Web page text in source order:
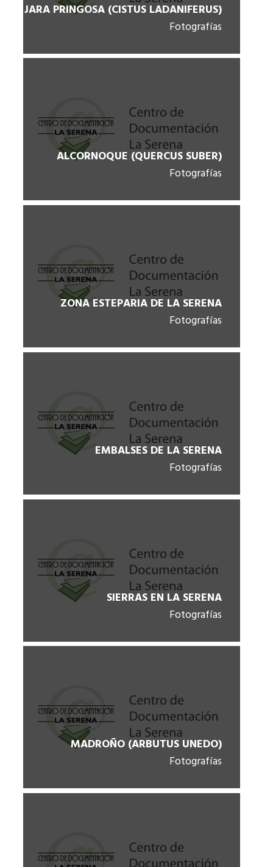
JARA PRINGOSA (CISTUS LADANIFERUS)
Fotografías
ALCORNOQUE (QUERCUS SUBER)
Fotografías
ZONA ESTEPARIA DE LA SERENA
Fotografías
EMBALSES DE LA SERENA
Fotografías
SIERRAS EN LA SERENA
Fotografías
MADROÑO (ARBUTUS UNEDO)
Fotografías